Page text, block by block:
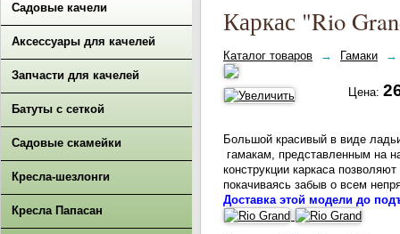
Садовые качели
Аксессуары для качелей
Запчасти для качелей
Батуты с сеткой
Садовые скамейки
Кресла-шезлонги
Кресла Папасан
Каркас "Rio
Каталог товаров → Гамаки →
Цена:
Большой красивый в виде
гамакам, представленным на
конструкции каркаса
покачиваясь забыв о всем
Доставка этой модели до